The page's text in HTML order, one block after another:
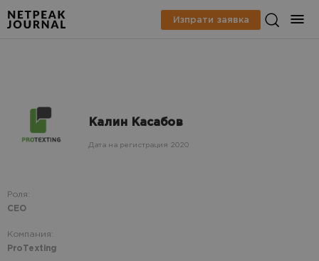
Изпрати заявка
Калин Касабов
Дата на регистрация 2020
Роля:
CEO
Компания:
ProTexting